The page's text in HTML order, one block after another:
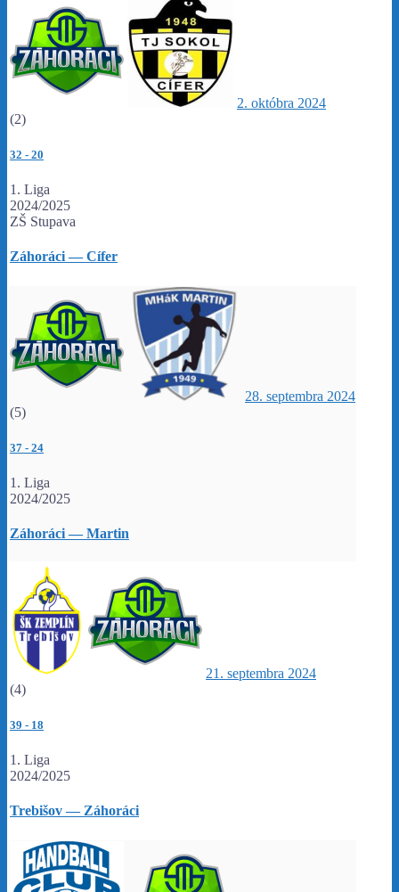
2. októbra 2024
(2)
32 - 20
1. Liga
2024/2025
ZŠ Stupava
Záhoráci — Cífer
28. septembra 2024
(5)
37 - 24
1. Liga
2024/2025
Záhoráci — Martin
21. septembra 2024
(4)
39 - 18
1. Liga
2024/2025
Trebišov — Záhoráci